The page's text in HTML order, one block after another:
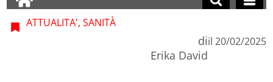
ATTUALITA', SANITÀ
di
Erika David
il 20/02/2025